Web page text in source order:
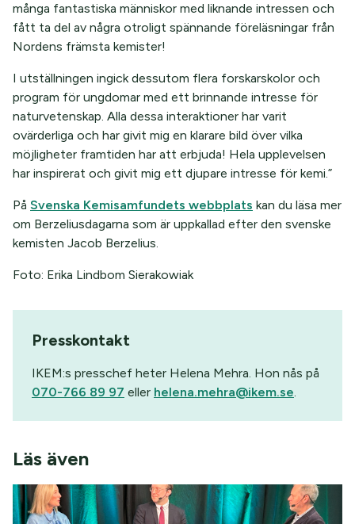
många fantastiska människor med liknande intressen och
fått ta del av några otroligt spännande föreläsningar från
Nordens främsta kemister!
I utställningen ingick dessutom flera forskarskolor och
program för ungdomar med ett brinnande intresse för
naturvetenskap. Alla dessa interaktioner har varit
ovärderliga och har givit mig en klarare bild över vilka
möjligheter framtiden har att erbjuda! Hela upplevelsen
har inspirerat och givit mig ett djupare intresse för kemi.”
På Svenska Kemisamfundets webbplats kan du läsa mer
om Berzeliusdagarna som är uppkallad efter den svenske
kemisten Jacob Berzelius.
Foto: Erika Lindbom Sierakowiak
Presskontakt
IKEM:s presschef heter Helena Mehra. Hon nås på
070-766 89 97 eller helena.mehra@ikem.se.
Läs även